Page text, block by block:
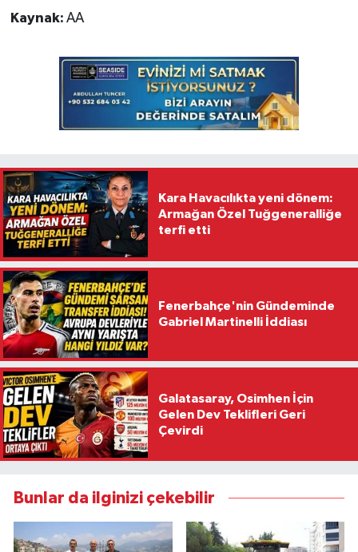
Kaynak: AA
Kara Havacılıkta yeni dönem:
Armağan Özel Tuğgeneralliğe
terfi etti
Fenerbahçe'nin Gündeminde
Gabriel Martinelli İddiası
Galatasaray, Osimhen İçin
Gelen Dev Teklifleri Geri
Çevirdi
Bunlar da ilginizi çekebilir